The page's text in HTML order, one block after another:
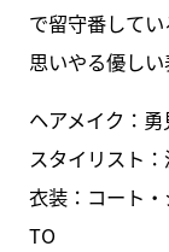
で留守番して
思いやる優しい
ヘアメイク：勇
スタイリスト
衣装：コート
TO